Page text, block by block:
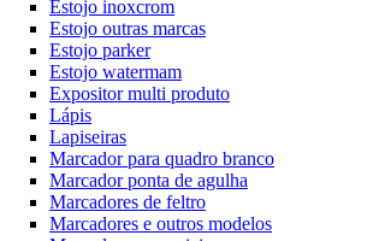
Estojo inoxcrom
Estojo outras marcas
Estojo parker
Estojo watermam
Expositor multi produto
Lápis
Lapiseiras
Marcador para quadro branco
Marcador ponta de agulha
Marcadores de feltro
Marcadores e outros modelos